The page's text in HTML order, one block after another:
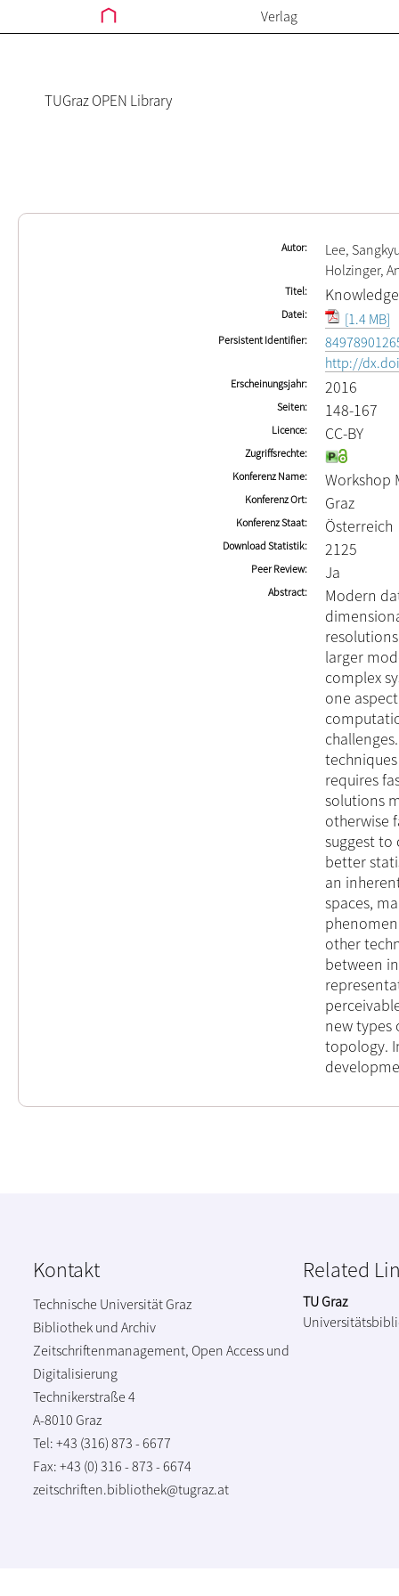
Verlag
TUGraz OPEN Library
Autor
Lee,
Holzinger,
Titel
Datei [1.4 MB]
Persistent Identifier
http://
Erscheinungsjahr 2016
Seiten 148-167
Licence CC-BY
Zugriffsrechte
Konferenz Name
Workshop
Konferenz Ort Graz
Konferenz Staat Österreich
Download Statistik 2125
Peer Review Ja
Abstract
Modern
larger
complex
one
requires
solutions
otherwise
suggest
better
an
spaces,
other
between
new types
topology.
Kontakt
Technische Universität Graz
Bibliothek und Archiv
Zeitschriftenmanagement, Open Access und
Digitalisierung
Technikerstraße 4
A-8010 Graz
Tel: +43 (316) 873 - 6677
Fax: +43 (0) 316 - 873 - 6674
zeitschriften.bibliothek@tugraz.at
Related
TU Graz